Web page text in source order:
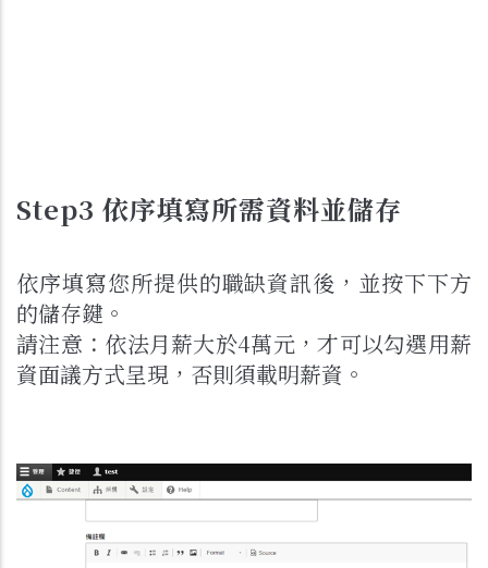
Step3 依序填寫所需資料並儲存
依序填寫您所提供的職缺資訊後，並按下下方
的儲存鍵。
請注意：依法月薪大於4萬元，才可以勾選用薪
資面議方式呈現，否則須載明薪資。